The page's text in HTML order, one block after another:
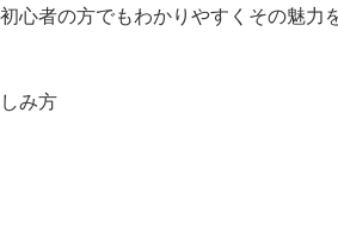
心者の方でもわかりやすくその魅力
み方